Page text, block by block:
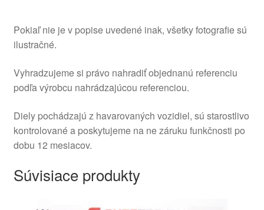
Pokiaľ nie je v popise uvedené inak, všetky fotografie sú
ilustračné.
Vyhradzujeme si právo nahradiť objednanú referenciu
podľa výrobcu nahrádzajúcou referenciou.
Diely pochádzajú z havarovaných vozidiel, sú starostlivo
kontrolované a poskytujeme na ne záruku funkčnosti po
dobu 12 mesiacov.
Súvisiace produkty